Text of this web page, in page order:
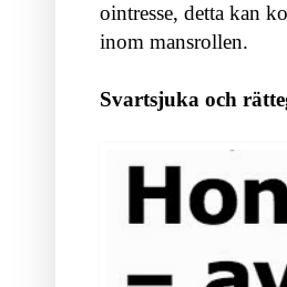
ointresse, detta kan
inom mansrollen.
Svartsjuka och